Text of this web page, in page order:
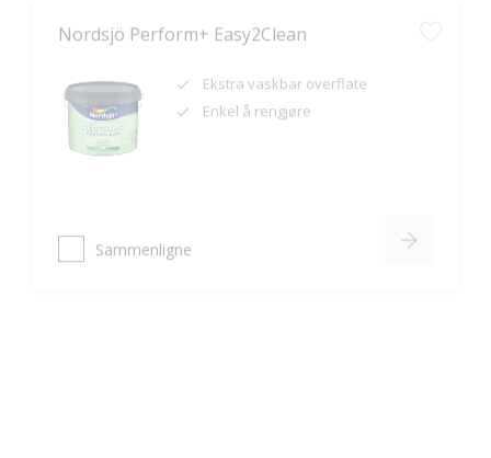
Ekstra vaskbar overflate